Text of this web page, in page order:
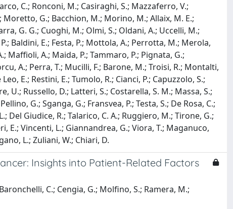
C.; Ronconi, M.; Casiraghi, S.; Mazzaferro, V.;
Moretto, G.; Bacchion, M.; Morino, M.; Allaix, M. E.;
G. G.; Cuoghi, M.; Olmi, S.; Oldani, A.; Uccelli, M.;
Baldini, E.; Festa, P.; Mottola, A.; Perrotta, M.; Merola,
Maffioli, A.; Maida, P.; Tammaro, P.; Pignata, G.;
A.; Perra, T.; Mucilli, F.; Barone, M.; Troisi, R.; Montalti,
E.; Restini, E.; Tumolo, R.; Cianci, P.; Capuzzolo, S.;
U.; Russello, D.; Latteri, S.; Costarella, S. M.; Massa, S.;
G.; Sganga, G.; Fransvea, P.; Testa, S.; De Rosa, C.;
Del Giudice, R.; Talarico, C. A.; Ruggiero, M.; Tirone, G.;
E.; Vincenti, L.; Giannandrea, G.; Viora, T.; Maganuco,
L.; Zuliani, W.; Chiari, D.
Insights into Patient-Related Factors
C.; Cengia, G.; Molfino, S.; Ramera, M.;